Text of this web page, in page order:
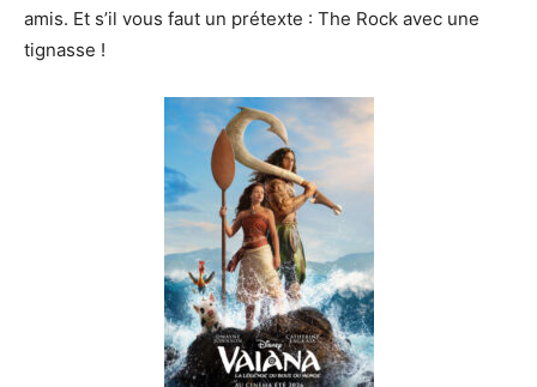
amis. Et s’il vous faut un prétexte : The Rock avec une
tignasse !